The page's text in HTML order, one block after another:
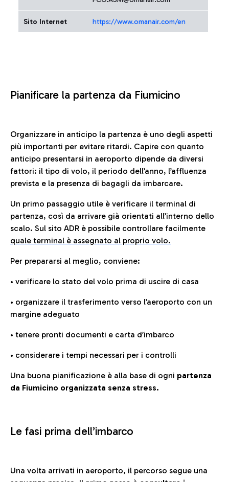
Sito Internet https://www.omanair.com/en
Pianificare la partenza da Fiumicino
Organizzare in anticipo la partenza è uno degli aspetti
più importanti per evitare ritardi. Capire con quanto
anticipo presentarsi in aeroporto dipende da diversi
fattori: il tipo di volo, il periodo dell’anno, l’affluenza
prevista e la presenza di bagagli da imbarcare.
Un primo passaggio utile è verificare il terminal di
partenza, così da arrivare già orientati all’interno dello
scalo. Sul sito ADR è possibile controllare facilmente
quale terminal è assegnato al proprio volo.
Per prepararsi al meglio, conviene:
• verificare lo stato del volo prima di uscire di casa
• organizzare il trasferimento verso l’aeroporto con un
margine adeguato
• tenere pronti documenti e carta d’imbarco
• considerare i tempi necessari per i controlli
Una buona pianificazione è alla base di ogni partenza
da Fiumicino organizzata senza stress.
Le fasi prima dell’imbarco
Una volta arrivati in aeroporto, il percorso segue una